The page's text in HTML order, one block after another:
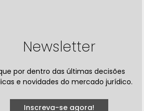
Newsletter
por dentro das últimas decisões
e novidades do mercado jurídico.
Inscreva-se agora!